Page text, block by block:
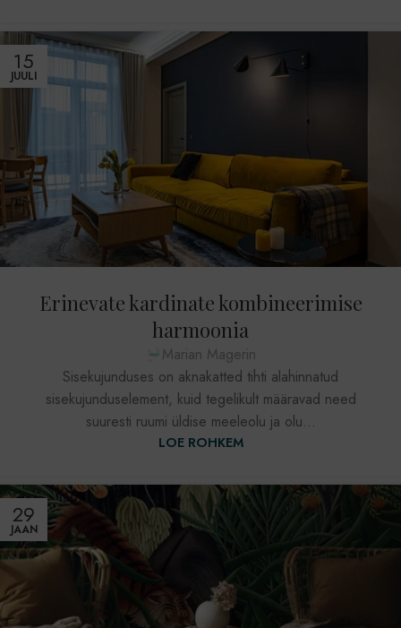
15
JUULI
Erinevate kardinate kombineerimise
harmoonia
Marian Magerin
Sisekujunduses on aknakatted tihti alahinnatud
sisekujunduselement, kuid tegelikult määravad need
suuresti ruumi üldise meeleolu ja olu...
LOE ROHKEM
29
JAAN